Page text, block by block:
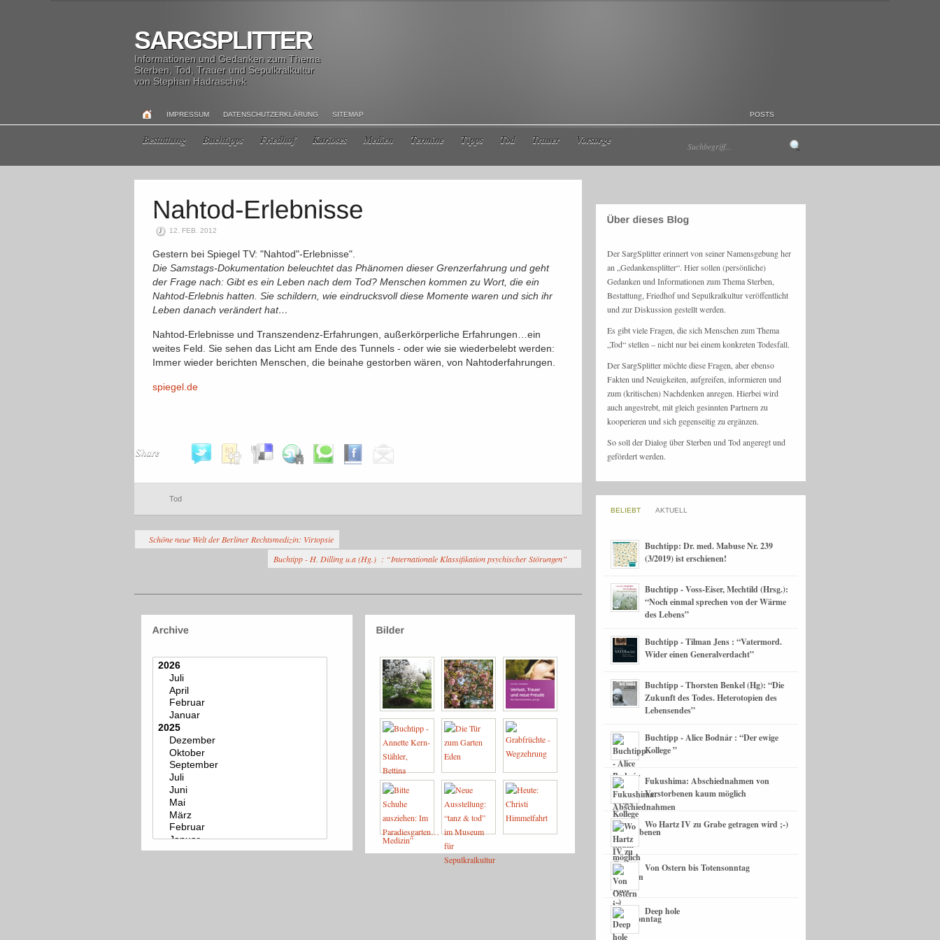
SARGSPLITTER
Informationen und Gedanken zum Thema
Sterben, Tod, Trauer und Sepulkralkultur
von Stephan Hadraschek
IMPRESSUM DATENSCHUTZERKLÄRUNG SITEMAP POSTS
Bestattung Buchtipps Friedhof Kurioses Medien Termine Tipps Tod Trauer Vorsorge
12. FEB. 2012
Gestern bei Spiegel TV: "Nahtod"-Erlebnisse".
Die Samstags-Dokumentation beleuchtet das Phänomen dieser Grenzerfahrung und geht
der Frage nach: Gibt es ein Leben nach dem Tod? Menschen kommen zu Wort, die ein
Nahtod-Erlebnis hatten. Sie schildern, wie eindrucksvoll diese Momente waren und sich ihr
Leben danach verändert hat…
Nahtod-Erlebnisse und Transzendenz-Erfahrungen, außerkörperliche Erfahrungen…ein
weites Feld. Sie sehen das Licht am Ende des Tunnels - oder wie sie wiederbelebt werden:
Immer wieder berichten Menschen, die beinahe gestorben wären, von Nahtoderfahrungen.
spiegel.de
Share
Tod
Schöne neue Welt der Berliner Rechtsmedizin: Virtopsie
Buchtipp - H. Dilling u.a (Hg.) : “Internationale Klassifikation psychischer Störungen”
Der SargSplitter erinnert von seiner Namensgebung her
an „Gedankensplitter“. Hier sollen (persönliche)
Gedanken und Informationen zum Thema Sterben,
Bestattung, Friedhof und Sepulkralkultur veröffentlicht
und zur Diskussion gestellt werden.
Es gibt viele Fragen, die sich Menschen zum Thema
„Tod“ stellen – nicht nur bei einem konkreten Todesfall.
Der SargSplitter möchte diese Fragen, aber ebenso
Fakten und Neuigkeiten, aufgreifen, informieren und
zum (kritischen) Nachdenken anregen. Hierbei wird
auch angestrebt, mit gleich gesinnten Partnern zu
kooperieren und sich gegenseitig zu ergänzen.
So soll der Dialog über Sterben und Tod angeregt und
gefördert werden.
BELIEBT AKTUELL
Buchtipp: Dr. med. Mabuse Nr. 239
(3/2019) ist erschienen!
Buchtipp - Voss-Eiser, Mechtild (Hrsg.):
“Noch einmal sprechen von der Wärme
des Lebens”
Buchtipp - Tilman Jens : “Vatermord.
Wider einen Generalverdacht”
Buchtipp - Thorsten Benkel (Hg): “Die
Zukunft des Todes. Heterotopien des
Lebensendes”
Buchtipp - Alice Bodnár : “Der ewige
Kollege ”
Fukushima: Abschiednahmen von
Verstorbenen kaum möglich
Wo Hartz IV zu Grabe getragen wird ;-)
Von Ostern bis Totensonntag
Deep hole